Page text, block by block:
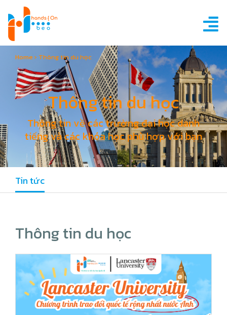
Home› Thông tin du học
Thông tin du học
Thông tin về các trường đại học danh
tiếng và các khóa học phù hợp với bạn
Tin tức
Thông tin du học